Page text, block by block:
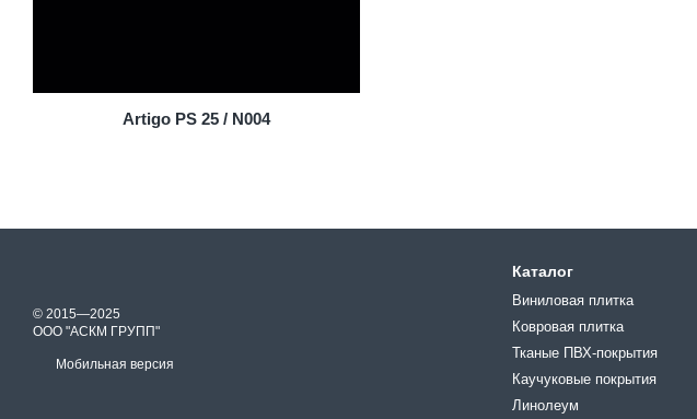
Artigo PS 25 / N004
© 2015—2025
ООО "АСКМ ГРУПП"
Мобильная версия
Каталог
Виниловая плитка
Ковровая плитка
Тканые ПВХ-покрытия
Каучуковые покрытия
Линолеум